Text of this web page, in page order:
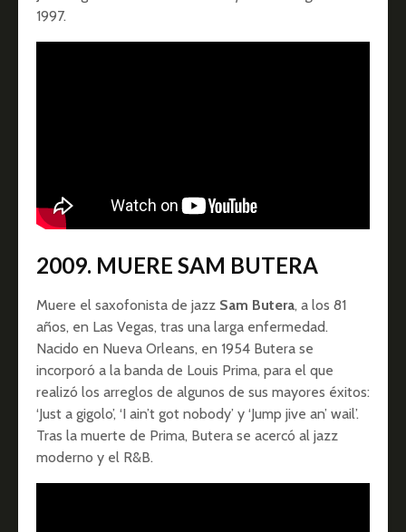
1997.
2009. MUERE SAM BUTERA
Muere el saxofonista de jazz Sam Butera, a los 81
años, en Las Vegas, tras una larga enfermedad.
Nacido en Nueva Orleans, en 1954 Butera se
incorporó a la banda de Louis Prima, para el que
realizó los arreglos de algunos de sus mayores éxitos:
‘Just a gigolo’, ‘I ain’t got nobody’ y ‘Jump jive an’ wail’.
Tras la muerte de Prima, Butera se acercó al jazz
moderno y el R&B.